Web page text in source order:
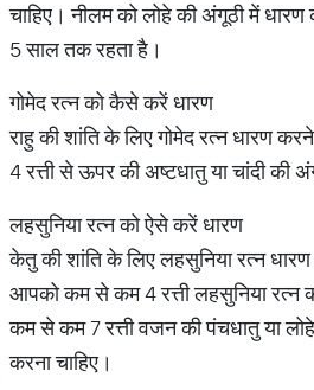
चाहिए। नीलम को लोहे की अंगूठी में धारण
5 साल तक रहता है।
गोमेद रत्न को कैसे करें धारण
राहु की शांति के लिए गोमेद रत्न धारण
4 रत्ती से ऊपर की अष्टधातु या चांदी की
लहसुनिया रत्न को ऐसे करें धारण
केतु की शांति के लिए लहसुनिया रत्न
आपको कम से कम 4 रत्ती लहसुनिया रत्न
कम से कम 7 रत्ती वजन की पंचधातु या
करना चाहिए।